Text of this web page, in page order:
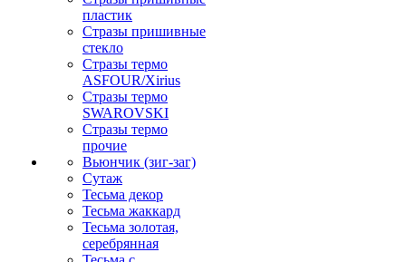
пластик
Стразы пришивные
стекло
Стразы термо
ASFOUR/Xirius
Стразы термо
SWAROVSKI
Стразы термо
прочие
Вьюнчик (зиг-заг)
Сутаж
Тесьма декор
Тесьма жаккард
Тесьма золотая,
серебрянная